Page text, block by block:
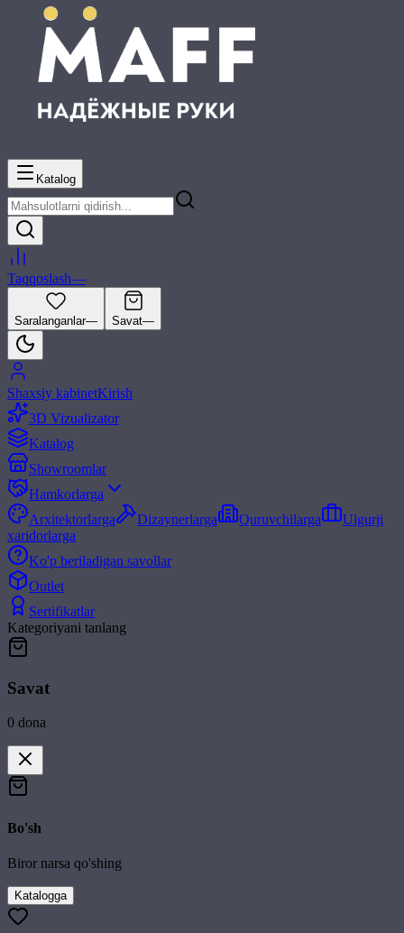
Katalog
Taqqoslash—
Saralanganlar— Savat—
Shaxsiy kabinetKirish
3D Vizualizator
Katalog
Showroomlar
Hamkorlarga
Arxitektorlarga
Dizaynerlarga Quruvchilarga
Ulgurji
xaridorlarga
Ko'p beriladigan savollar
Outlet
Sertifikatlar
Kategoriyani tanlang
Savat
0 dona
Bo'sh
Biror narsa qo'shing
Katalogga